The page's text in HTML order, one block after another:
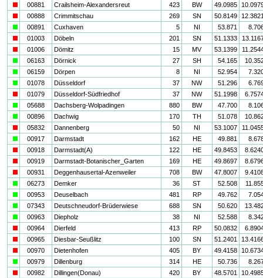
00881 Crailsheim-Alexandersreut 423 BW 49.0985
00888 Crimmitschau 269 SN 50.8149
00891 Cuxhaven 5 NI 53.871
01003 Döbeln 201 SN 51.1333
01006 Dömitz 15 MV 53.1399
06163 Dörnick 27 SH 54.165
06159 Dörpen 8 NI 52.954
01078 Düsseldorf 37 NW 51.296
01079 Düsseldorf-Südfriedhof 37 NW 51.1998
05688 Dachsberg-Wolpadingen 880 BW 47.700
00896 Dachwig 170 TH 51.078
05832 Dannenberg 50 NI 53.1007
00917 Darmstadt 162 HE 49.881
00918 Darmstadt(A) 122 HE 49.8453
00919 Darmstadt-Botanischer_Garten 169 HE 49.8697
00931 Deggenhausertal-Azenweiler 708 BW 47.8007
06273 Demker 36 ST 52.508
00953 Deuselbach 481 RP 49.762
07343 Deutschneudorf-Brüderwiese 688 SN 50.620
00963 Diepholz 38 NI 52.588
00964 Dierfeld 413 RP 50.0832
00965 Diesbar-Seußlitz 100 SN 51.2401
00970 Dietenhofen 405 BY 49.4158
00979 Dillenburg 314 HE 50.736
00982 Dillingen(Donau) 420 BY 48.5701